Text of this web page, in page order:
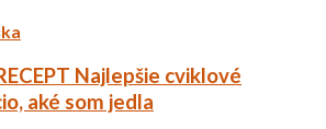
Najlepšie cviklové
aké som jedla